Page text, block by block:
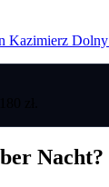
Kazimierz Dolny
Nacht?